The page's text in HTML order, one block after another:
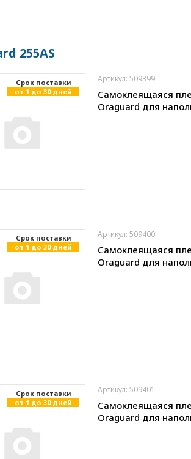
255AS
Cрок поставки
от 1 до 30 дней
Артикул: 509399
Самоклеящаяся
Oraguard для
Cрок поставки
от 1 до 30 дней
Артикул: 509400
Самоклеящаяся
Oraguard для
Cрок поставки
от 1 до 30 дней
Артикул: 509401
Самоклеящаяся
Oraguard для